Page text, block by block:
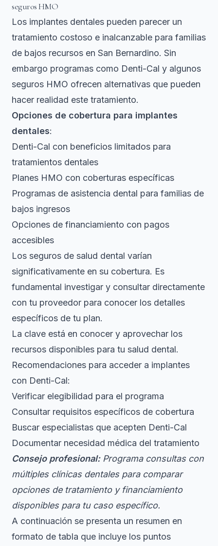
seguros HMO
Los implantes dentales pueden parecer un
tratamiento costoso e inalcanzable para familias
de bajos recursos en San Bernardino. Sin
embargo programas como Denti-Cal y algunos
seguros HMO ofrecen alternativas que pueden
hacer realidad este tratamiento.
Opciones de cobertura para implantes
dentales:
Denti-Cal con beneficios limitados para
tratamientos dentales
Planes HMO con coberturas específicas
Programas de asistencia dental para familias de
bajos ingresos
Opciones de financiamiento con pagos
accesibles
Los seguros de salud dental varían
significativamente en su cobertura. Es
fundamental investigar y consultar directamente
con tu proveedor para conocer los detalles
específicos de tu plan.
La clave está en conocer y aprovechar los
recursos disponibles para tu salud dental.
Recomendaciones para acceder a implantes
con Denti-Cal:
Verificar elegibilidad para el programa
Consultar requisitos específicos de cobertura
Buscar especialistas que acepten Denti-Cal
Documentar necesidad médica del tratamiento
Consejo profesional: Programa consultas con
múltiples clínicas dentales para comparar
opciones de tratamiento y financiamiento
disponibles para tu caso específico.
A continuación se presenta un resumen en
formato de tabla que incluye los puntos